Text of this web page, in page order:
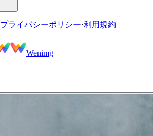
プライバシーポリシー·利用規約
Wenimg